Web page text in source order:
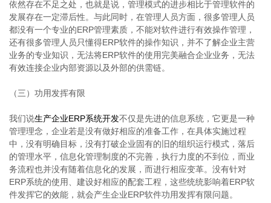
依然存在不足之处，也就是说，管理模式的进步相比于管理软件的
发展存在一定滞后性。与此同时，在管理人员方面，很多管理人员
都没有一个专业的ERP管理素质，不能对软件进行有效操作管理，
还有很多管理人员只懂得ERP软件的操作知识，并不了解企业主营
业务的专业知识，无法将ERP软件的使用完美融合企业业务，无法
有效连接企业内部资源以及外部的供需链。
（三）功用发挥有限
我们说生产企业ERP系统开发不仅是先进的信息系统，它更是一种
管理理念，企业若是没有做好相应的准备工作，在具体实施过程
中，没有明确目标，没有打破企业固有的旧的组织运行模式，落后
的管理水平，信息化管理制度的不完善，执行力度的不到位，而业
务流程也并没有随着信息化的发展，而进行相应变革。没有针对
ERP系统的使用、建设好相应的配套工程，这些统统影响着ERP软
件发挥它的效能，就会产生企业ERP软件功用发挥有限问题。